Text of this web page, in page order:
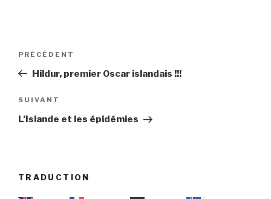
Navigation
l’article
Article
précédent
PRÉCÉDENT
Hildur, premier Oscar islandais !!!
Article
suivant
SUIVANT
L’Islande et les épidémies
TRADUCTION